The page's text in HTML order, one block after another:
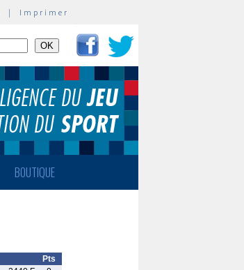
| Imprimer
BOUTIQUE
Pts